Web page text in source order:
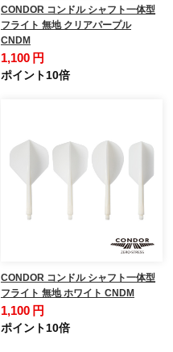
CONDOR コンドル シャフト一体型
フライト 無地 クリアパープル
CNDM
1,100 円
ポイント10倍
CONDOR コンドル シャフト一体型
フライト 無地 ホワイト CNDM
1,100 円
ポイント10倍